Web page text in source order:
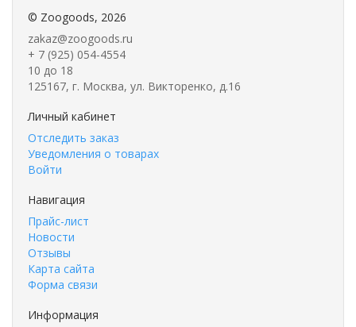
© Zoogoods, 2026
zakaz@zoogoods.ru
+ 7 (925) 054-4554
10 до 18
125167, г. Москва, ул. Викторенко, д.16
Личный кабинет
Отследить заказ
Уведомления о товарах
Войти
Навигация
Прайс-лист
Новости
Отзывы
Карта сайта
Форма связи
Информация